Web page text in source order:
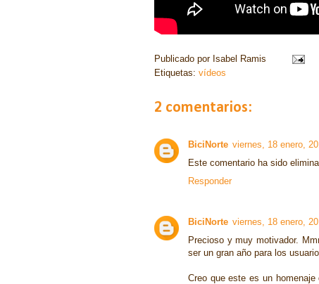
Publicado por Isabel Ramis
Etiquetas: vídeos
2 comentarios:
BiciNorte viernes, 18 enero,
Este comentario ha sido
Responder
BiciNorte viernes, 18 enero,
Precioso y muy motivador.
ser un gran año para los
Creo que este es un